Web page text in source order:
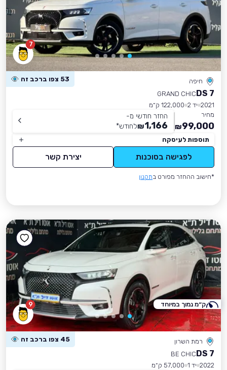
7
חיפה 53 צפו ברכב זה
DS 7
GRAND CHIC
2021 יד 2
122,000 ק״מ
מחיר
99,000
₪
החזר חודשי מ-
1,166
₪לחודש*
תוספות לעיסקה
לפגישה בסוכנות יצירת קשר
*חישוב ההחזר מפורט בתקנון
9
רמת השרון 45 צפו ברכב זה
DS 7
BE CHIC
2022 יד 1
57,000 ק״מ
ק״מ נמוך במיוחד